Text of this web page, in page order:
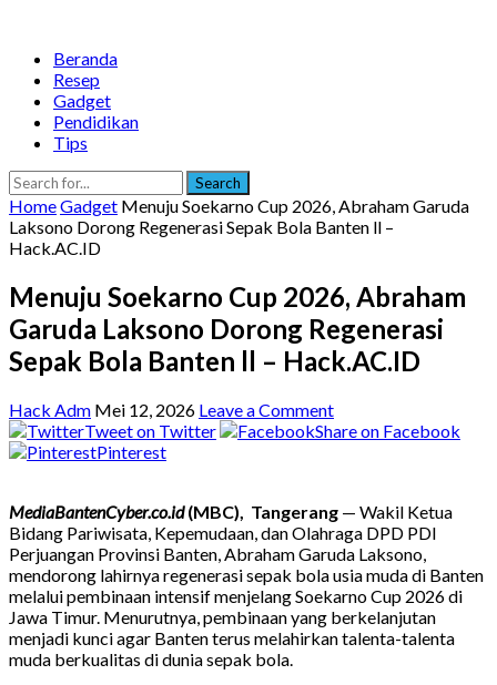
Beranda
Resep
Gadget
Pendidikan
Tips
Search
HomeGadget Menuju Soekarno Cup 2026, Abraham Garuda
Laksono Dorong Regenerasi Sepak Bola Banten ll –
Hack.AC.ID
Menuju Soekarno Cup 2026, Abraham
Garuda Laksono Dorong Regenerasi
Sepak Bola Banten ll – Hack.AC.ID
Hack Adm Mei 12, 2026 Leave a Comment
Tweet on Twitter
Share on Facebook
Pinterest
MediaBantenCyber.co.id(MBC), Tangerang — Wakil Ketua
Bidang Pariwisata, Kepemudaan, dan Olahraga DPD PDI
Perjuangan Provinsi Banten, Abraham Garuda Laksono,
mendorong lahirnya regenerasi sepak bola usia muda di Banten
melalui pembinaan intensif menjelang Soekarno Cup 2026 di
Jawa Timur. Menurutnya, pembinaan yang berkelanjutan
menjadi kunci agar Banten terus melahirkan talenta-talenta
muda berkualitas di dunia sepak bola.